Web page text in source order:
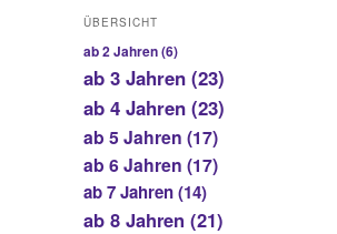
ÜBERSICHT
ab 2 Jahren(6)
ab 3 Jahren (23)
ab 4 Jahren (23)
ab 5 Jahren (17)
ab 6 Jahren (17)
ab 7 Jahren(14)
ab 8 Jahren (21)